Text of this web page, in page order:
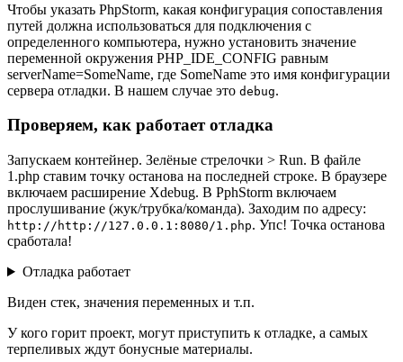
Чтобы указать PhpStorm, какая конфигурация сопоставления
путей должна использоваться для подключения с
определенного компьютера, нужно установить значение
переменной окружения PHP_IDE_CONFIG равным
serverName=SomeName, где SomeName это имя конфигурации
сервера отладки. В нашем случае это debug.
Проверяем, как работает отладка
Запускаем контейнер. Зелёные стрелочки > Run. В файле
1.php ставим точку останова на последней строке. В браузере
включаем расширение Xdebug. В PphStorm включаем
прослушивание (жук/трубка/команда). Заходим по адресу:
http://http://127.0.0.1:8080/1.php. Упс! Точка останова
сработала!
Отладка работает
Виден стек, значения переменных и т.п.
У кого горит проект, могут приступить к отладке, а самых
терпеливых ждут бонусные материалы.